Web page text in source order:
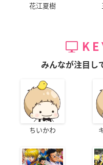
花江夏樹
みんなが注目し
ちいかわ